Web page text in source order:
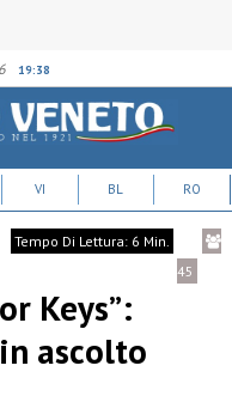
19:38
VI BL RO
Tempo Di Lettura: 6 Min.
45
Keys”:
ascolto